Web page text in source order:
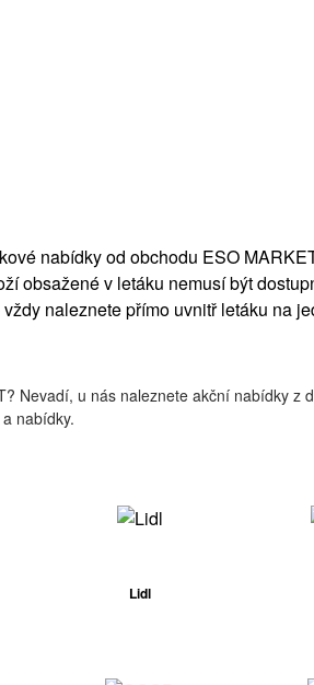
nabídky od obchodu ESO
obsažené v letáku nemusí být
naleznete přímo uvnitř letáku na
Nevadí, u nás naleznete akční nabídky
nabídky.
Lidl